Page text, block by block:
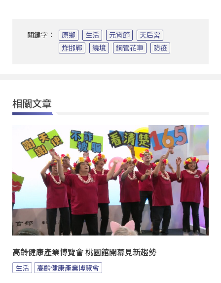
關鍵字： 原鄉 生活 元宵節
天后宮
炸邯鄲
繞境 鋼管花車 防疫
相關文章
高齡健康產業博覽會 桃園館開幕見新趨勢
生活 高齡健康產業博覽會